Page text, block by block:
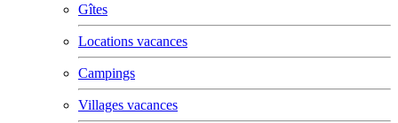
Gîtes
Locations vacances
Campings
Villages vacances